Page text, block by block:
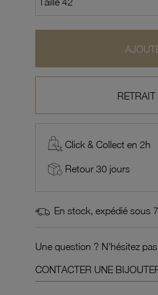
Click & Collect en 2h
Retour 30 jours
En stock, expédié sous
Une question ? N'hésitez
CONTACTER UNE